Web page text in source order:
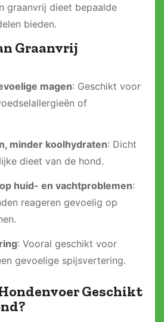
graanvrij dieet bepaalde
bieden.
Graanvrij
magen: Geschikt voor
of
minder koolhydraten: Dicht
dieet van de hond.
huid- en vachtproblemen:
reageren gevoelig op
: Vooral geschikt voor
gevoelige spijsvertering.
Geschikt